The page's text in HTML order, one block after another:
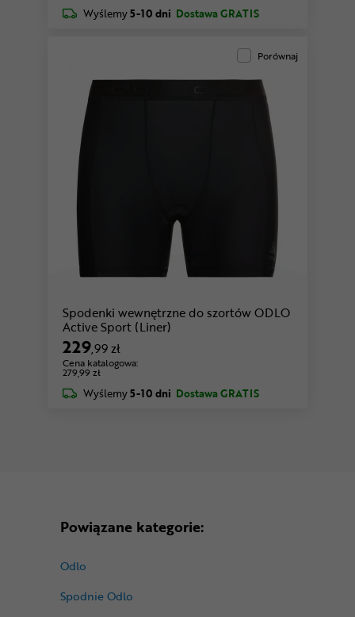
Wyślemy5-10 dni Dostawa GRATIS
Porównaj
Spodenki wewnętrzne do szortów ODLO
Active Sport (Liner)
229,99 zł
Cena katalogowa:
279,99 zł
Wyślemy5-10 dni Dostawa GRATIS
Powiązane kategorie:
Odlo
Spodnie Odlo